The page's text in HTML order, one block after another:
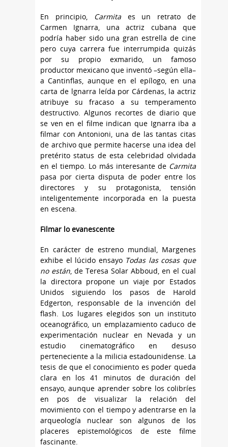
En principio, Carmita es un retrato de
Carmen Ignarra, una actriz cubana que
podría haber sido una gran estrella de cine
pero cuya carrera fue interrumpida quizás
por su propio exmarido, un famoso
productor mexicano que inventó –según ella–
a Cantinflas, aunque en el epílogo, en una
carta de lgnarra leída por Cárdenas, la actriz
atribuye su fracaso a su temperamento
destructivo. Algunos recortes de diario que
se ven en el filme indican que Ignarra iba a
filmar con Antonioni, una de las tantas citas
de archivo que permite hacerse una idea del
pretérito status de esta celebridad olvidada
en el tiempo. Lo más interesante de Carmita
pasa por cierta disputa de poder entre los
directores y su protagonista, tensión
inteligentemente incorporada en la puesta
en escena.
Filmar lo evanescente
En carácter de estreno mundial, Margenes
exhibe el lúcido ensayo Todas las cosas que
no están , de Teresa Solar Abboud, en el cual
la directora propone un viaje por Estados
Unidos siguiendo los pasos de Harold
Edgerton, responsable de la invención del
flash. Los lugares elegidos son un instituto
oceanográfico, un emplazamiento caduco de
experimentación nuclear en Nevada y un
estudio cinematográfico en desuso
perteneciente a la milicia estadounidense. La
tesis de que el conocimiento es poder queda
clara en los 41 minutos de duración del
ensayo, aunque aprender sobre los colibríes
en pos de visualizar la relación del
movimiento con el tiempo y adentrarse en la
arqueología nuclear son algunos de los
placeres epistemológicos de este filme
fascinante.